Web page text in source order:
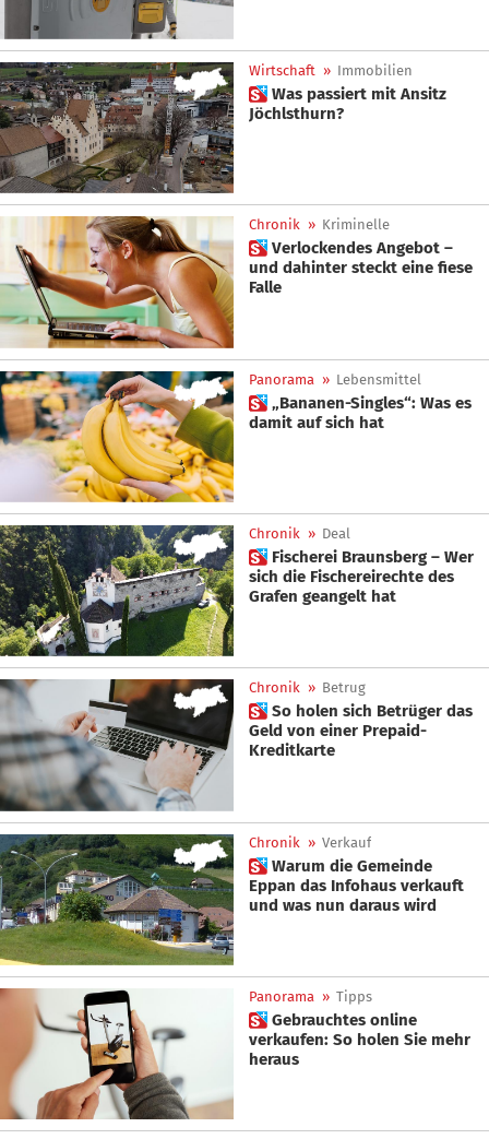
Wirtschaft » Immobilien
 Was passiert mit Ansitz
Jöchlsthurn?
Chronik » Kriminelle
 Verlockendes Angebot –
und dahinter steckt eine fiese
Falle
Panorama » Lebensmittel
 „Bananen-Singles“: Was es
damit auf sich hat
Chronik » Deal
 Fischerei Braunsberg – Wer
sich die Fischereirechte des
Grafen geangelt hat
Chronik » Betrug
 So holen sich Betrüger das
Geld von einer Prepaid-
Kreditkarte
Chronik » Verkauf
 Warum die Gemeinde
Eppan das Infohaus verkauft
und was nun daraus wird
Panorama » Tipps
 Gebrauchtes online
verkaufen: So holen Sie mehr
heraus